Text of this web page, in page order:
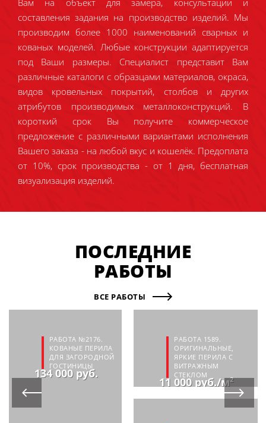
Вам на объект для замера, консультации и
составления задания на производство изделий. Мы
производим более 1000 наименований сварных и
кованых моделей. Любые конструкции адаптируется
под Ваши размеры. Специалист представит Вам
различные каталоги с образцами материалов, окраса,
видов кровельных покрытий, столбов и других
атрибутов производимых металлоконструкций. В
короткий срок Вы получите коммерческое
предложение с различными вариантами исполнения
Вашего заказа - на любой вкус и кошелёк. Предоплата
от 10%, срок производства - от 1 дня, бесплатная
визуализация изделий.
ПОСЛЕДНИЕ
РАБОТЫ
ВСЕ РАБОТЫ
РАБОТА №2176.
КОВАНЫЕ ПЕРИЛА
ДЛЯ ЗАГОРОДНОЙ
ГОСТИНИЦЫ
134 000 руб.
РАБОТА 1589.
ОРИГИНАЛЬНЫЕ,
ЯРКИЕ ПЕРИЛА С
ВИТРАЖНЫМ
СТЕКЛОМ
11 000 руб./м²